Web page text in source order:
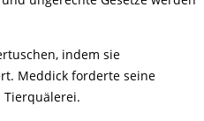
indem sie
Meddick forderte seine
Tierquälerei.